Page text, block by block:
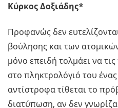
Κύρκος Δοξιάδης*
Προφανώς δεν
βούλησης και των
μόνο επειδή τολμάει να
στο πληκτρολόγιό του
αντίστροφα τίθεται το
διατύπωση, αν δεν